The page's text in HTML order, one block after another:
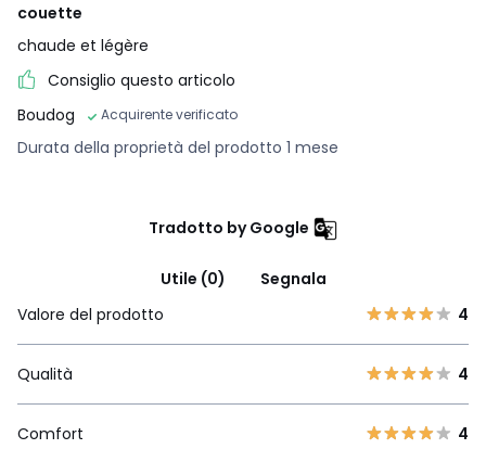
couette
chaude et légère
Consiglio questo articolo
Boudog
Acquirente verificato
Durata della proprietà del prodotto 1 mese
Tradotto by Google
Utile (0)
Segnala
Valore del prodotto
4
Qualità 4
Comfort 4